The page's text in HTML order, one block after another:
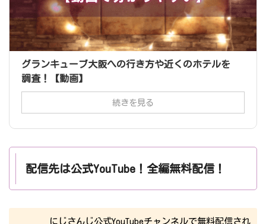
グランキューブ大阪への行き方や近くのホテルを
調査！【動画】
続きを見る
配信先は公式YouTube！全編無料配信！
にじさんじ公式YouTubeチャンネルで無料配信され